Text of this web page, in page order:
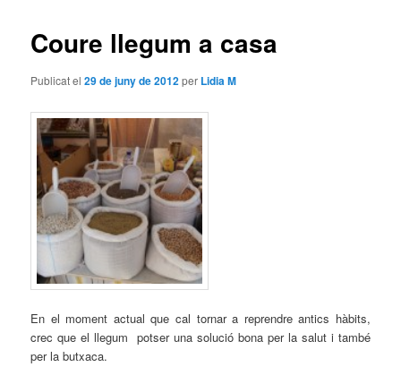
Coure llegum a casa
Publicat el29 de juny de 2012per Lidia M
En el moment actual que cal tornar a reprendre antics hàbits,
crec que el llegum potser una solució bona per la salut i també
per la butxaca.